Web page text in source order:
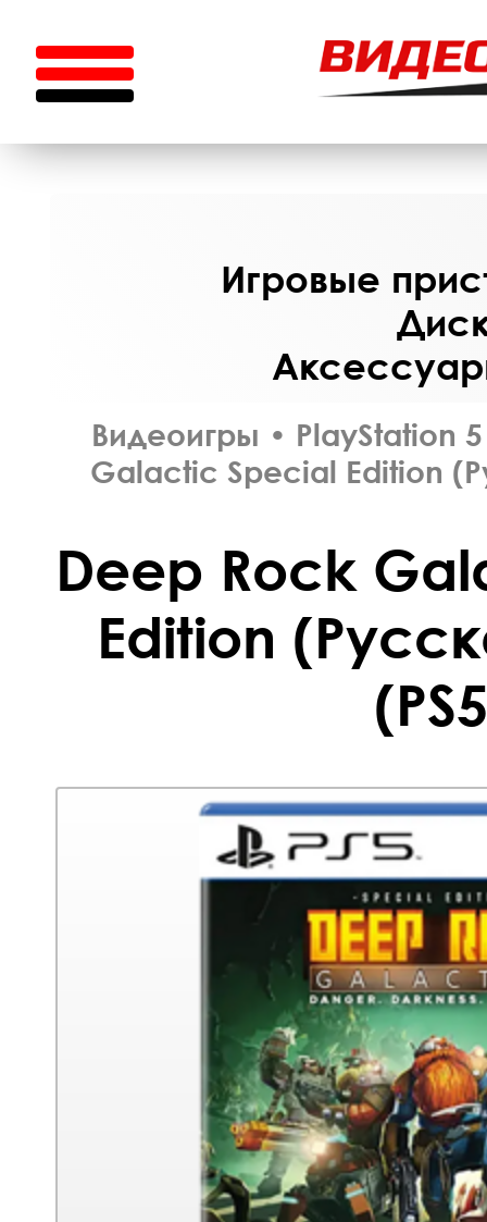
Игровые
Видеоигры • PlayStation 5
Galactic Special Edition
Deep Rock
Edition